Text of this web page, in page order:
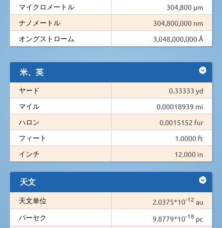
マイクロメートル
304,800 µm
ナノメートル
304,800,000 nm
オングストローム
3,048,000,000 Å
米、英
ヤード
0.33333 yd
マイル
0.00018939 mi
ハロン
0.0015152 fur
フィート
1.0000 ft
インチ
12.000 in
天文
天文単位 2.0375*10-12 au
パーセク
9.8779*10-18 pc